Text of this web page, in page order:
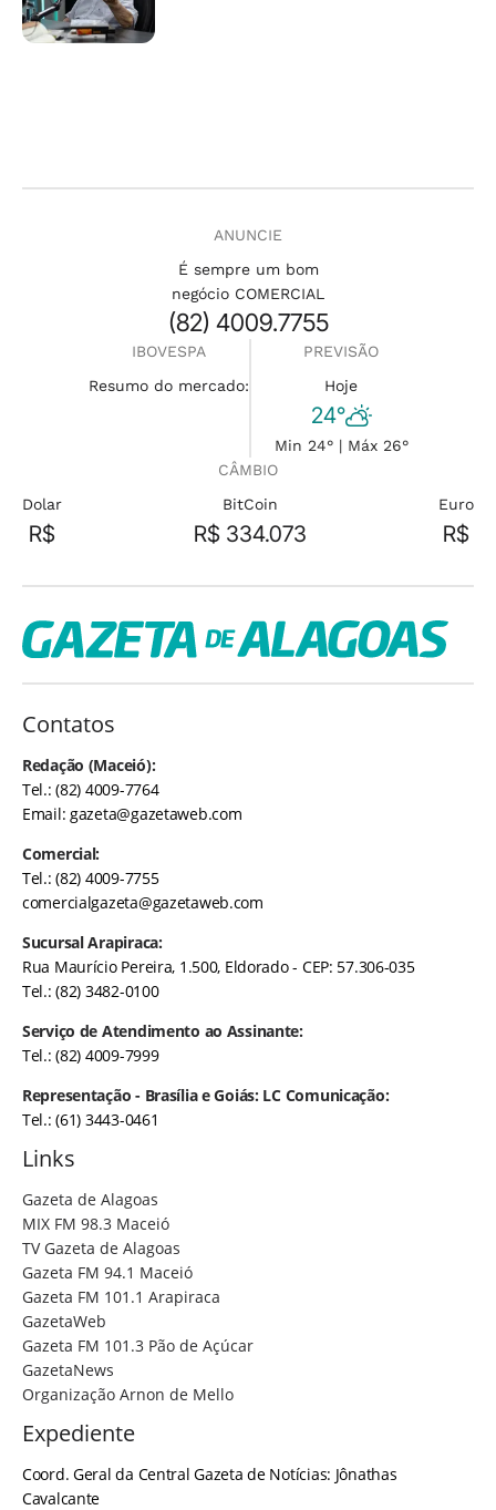
ANUNCIE
É sempre um bom
negócio COMERCIAL
(82) 4009.7755
IBOVESPA
Resumo do mercado:
PREVISÃO
Hoje
24°
Min 24° | Máx 26°
CÂMBIO
Dolar
R$
BitCoin
R$ 334.073
Euro
R$
Contatos
Redação (Maceió):
Tel.: (82) 4009-7764
Email:gazeta@gazetaweb.com
Comercial:
Tel.: (82) 4009-7755
comercialgazeta@gazetaweb.com
Sucursal Arapiraca:
Rua Maurício Pereira, 1.500, Eldorado - CEP: 57.306-035
Tel.: (82) 3482-0100
Serviço de Atendimento ao Assinante:
Tel.: (82) 4009-7999
Representação - Brasília e Goiás: LC Comunicação:
Tel.: (61) 3443-0461
Links
Gazeta de Alagoas
MIX FM 98.3 Maceió
TV Gazeta de Alagoas
Gazeta FM 94.1 Maceió
Gazeta FM 101.1 Arapiraca
GazetaWeb
Gazeta FM 101.3 Pão de Açúcar
GazetaNews
Organização Arnon de Mello
Expediente
Coord. Geral da Central Gazeta de Notícias: Jônathas
Cavalcante